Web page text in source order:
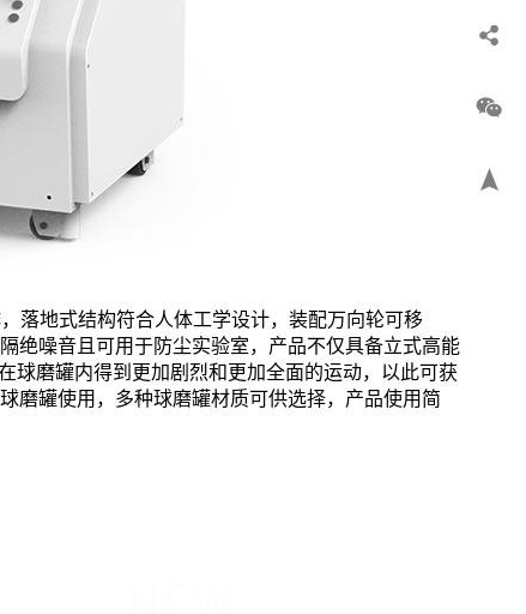
落地式结构符合人体工学设计，装配万向轮可移
绝噪音且可用于防尘实验室，产品不仅具备立式高能
球磨罐内得到更加剧烈和更加全面的运动，以此可获
磨罐使用，多种球磨罐材质可供选择，产品使用简